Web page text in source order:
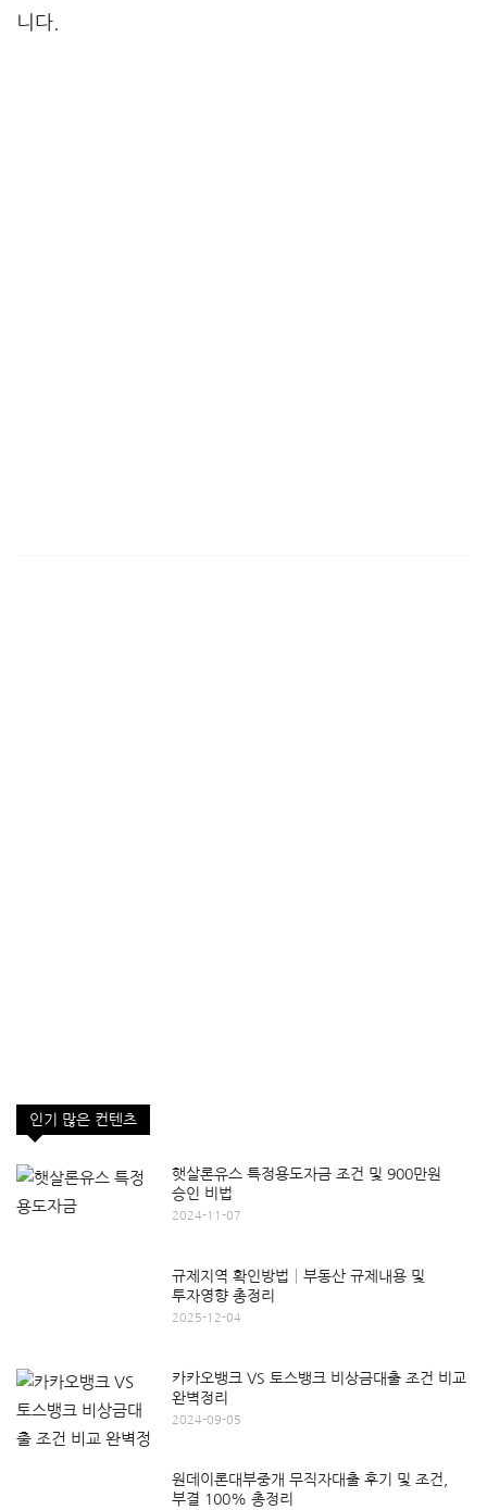
니다.
인기 많은 컨텐츠
햇살론유스 특정용도자금 조건 및 900만원
승인 비법
2024-11-07
규제지역 확인방법│부동산 규제내용 및
투자영향 총정리
2025-12-04
카카오뱅크 VS 토스뱅크 비상금대출 조건 비교
완벽정리
2024-09-05
원데이론대부중개 무직자대출 후기 및 조건,
부결 100% 총정리